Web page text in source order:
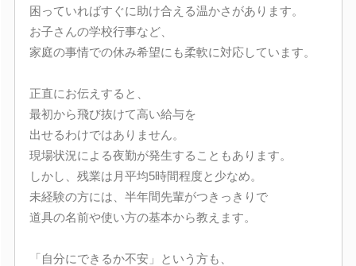
困っていればすぐに助け合える温かさがあります。
お子さんの学校行事など、
家庭の事情での休み希望にも柔軟に対応しています。
正直にお伝えすると、
最初から飛び抜けて高い給与を
出せるわけではありません。
現場状況による夜勤が発生することもあります。
しかし、残業は月平均5時間程度と少なめ。
未経験の方には、半年間先輩がつきっきりで
道具の名前や使い方の基本から教えます。
「自分にできるか不安」という方も、